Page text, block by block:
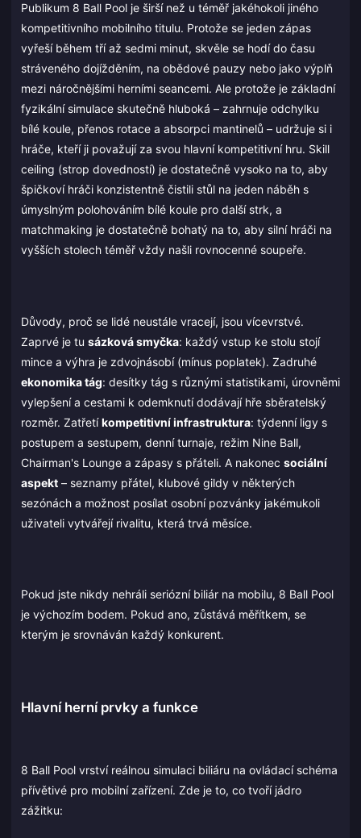
Publikum 8 Ball Pool je širší než u téměř jakéhokoli jiného
kompetitivního mobilního titulu. Protože se jeden zápas
vyřeší během tří až sedmi minut, skvěle se hodí do času
stráveného dojížděním, na obědové pauzy nebo jako výplň
mezi náročnějšími herními seancemi. Ale protože je základní
fyzikální simulace skutečně hluboká – zahrnuje odchylku
bílé koule, přenos rotace a absorpci mantinelů – udržuje si i
hráče, kteří ji považují za svou hlavní kompetitivní hru. Skill
ceiling (strop dovedností) je dostatečně vysoko na to, aby
špičkoví hráči konzistentně čistili stůl na jeden náběh s
úmyslným polohováním bílé koule pro další strk, a
matchmaking je dostatečně bohatý na to, aby silní hráči na
vyšších stolech téměř vždy našli rovnocenné soupeře.
Důvody, proč se lidé neustále vracejí, jsou vícevrstvé.
Zaprvé je tu sázková smyčka: každý vstup ke stolu stojí
mince a výhra je zdvojnásobí (mínus poplatek). Zadruhé
ekonomika tág: desítky tág s různými statistikami, úrovněmi
vylepšení a cestami k odemknutí dodávají hře sběratelský
rozměr. Zatřetíkompetitivní infrastruktura: týdenní ligy s
postupem a sestupem, denní turnaje, režim Nine Ball,
Chairman's Lounge a zápasy s přáteli. A nakonec sociální
aspekt – seznamy přátel, klubové gildy v některých
sezónách a možnost posílat osobní pozvánky jakémukoli
uživateli vytvářejí rivalitu, která trvá měsíce.
Pokud jste nikdy nehráli seriózní biliár na mobilu, 8 Ball Pool
je výchozím bodem. Pokud ano, zůstává měřítkem, se
kterým je srovnáván každý konkurent.
Hlavní herní prvky a funkce
8 Ball Pool vrství reálnou simulaci biliáru na ovládací schéma
přívětivé pro mobilní zařízení. Zde je to, co tvoří jádro
zážitku: